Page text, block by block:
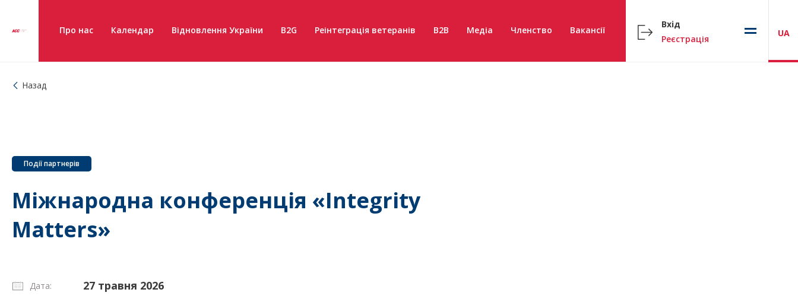
Про нас Календар Відновлення України B2G Реінтеграція ветеранів B2B Медіа Членство Вакансії
Вхід
Реєстрація
UA
Назад
Події партнерів
Міжнародна конференція «Integrity
Matters»
Дата: 27 травня 2026